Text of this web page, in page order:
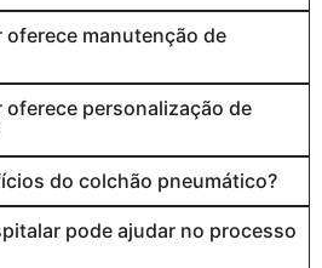
manutenção de
personalização de
do colchão pneumático?
pode ajudar no processo